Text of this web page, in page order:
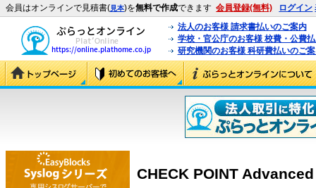
会員はオンラインで見積書(見本)を無料で作成できます 会員登録(無料) ログイン
法人のお客様 請求書払いのご案内
学校・官公庁のお客様 校費・公費
研究機関のお客様 科研費払いのご
CHECK POINT